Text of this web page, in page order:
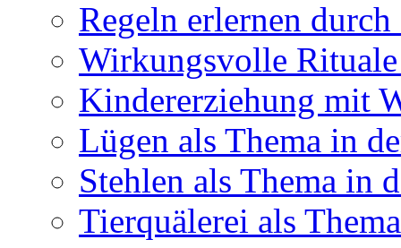
Regeln erlernen
Wirkungsvolle
Kindererziehung mit
Lügen als Thema in
Stehlen als Thema in
Tierquälerei als